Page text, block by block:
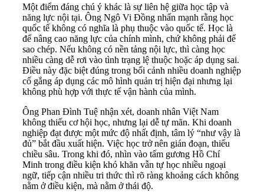
Một điểm đáng chú ý khác là sự liên hệ giữa học tập và
năng lực nội tại. Ông Ngô Vi Đồng nhấn mạnh rằng học
quốc tế không có nghĩa là phụ thuộc vào quốc tế. Học là
để nâng cao năng lực của chính mình, chứ không phải để
sao chép. Nếu không có nền tảng nội lực, thì càng học
nhiều càng dễ rơi vào tình trạng lệ thuộc hoặc áp dụng sai.
Điều này đặc biệt đúng trong bối cảnh nhiều doanh nghiệp
cố gắng áp dụng các mô hình quản trị hiện đại nhưng lại
không phù hợp với thực tế vận hành của mình.
Ông Phan Đình Tuệ nhận xét, doanh nhân Việt Nam
không thiếu cơ hội học, nhưng lại dễ tự mãn. Khi doanh
nghiệp đạt được một mức độ nhất định, tâm lý “như vậy là
đủ” bắt đầu xuất hiện. Việc học trở nên gián đoạn, thiếu
chiều sâu. Trong khi đó, nhìn vào tấm gương Hồ Chí
Minh trong điều kiện khó khăn vẫn tự học nhiều ngoại
ngữ, tiếp cận nhiều tri thức thì rõ ràng khoảng cách không
nằm ở điều kiện, mà nằm ở thái độ.